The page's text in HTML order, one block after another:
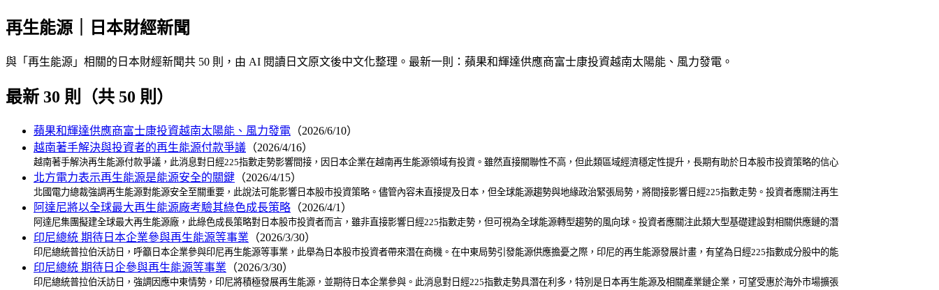
再生能源｜日本財經新聞
與「再生能源」相關的日本財經新聞共 50 則，由 AI 閱讀日文原文後中文化整理。最新一則：蘋果和輝達供應商富士康投資越南太陽能、風力發電。
最新 30 則（共 50 則）
蘋果和輝達供應商富士康投資越南太陽能、風力發電 （2026/6/10）
越南著手解決與投資者的再生能源付款爭議 （2026/4/16）
越南著手解決再生能源付款爭議，此消息對日經225指數走勢影響間接，因日本企業在越南再生能源領域有投資。雖然直接關聯性不高，但此類區域經濟穩定性提升，長期有助於日本股市投資策略的信心
北方電力表示再生能源是能源安全的關鍵 （2026/4/15）
北國電力總裁強調再生能源對能源安全至關重要，此說法可能影響日本股市投資策略。儘管內容未直接提及日本，但全球能源趨勢與地緣政治緊張局勢，將間接影響日經225指數走勢。投資者應關注再生
阿達尼將以全球最大再生能源廠考驗其綠色成長策略 （2026/4/1）
阿達尼集團擬建全球最大再生能源廠，此綠色成長策略對日本股市投資者而言，雖非直接影響日經225指數走勢，但可視為全球能源轉型趨勢的風向球。投資者應關注此類大型基礎建設對相關供應鏈的潛
印尼總統 期待日本企業參與再生能源等事業 （2026/3/30）
印尼總統普拉伯沃訪日，呼籲日本企業參與印尼再生能源等事業，此舉為日本股市投資者帶來潛在商機。在中東局勢引發能源供應擔憂之際，印尼的再生能源發展計畫，有望為日經225指數成分股中的能
印尼總統 期待日企參與再生能源等事業 （2026/3/30）
印尼總統普拉伯沃訪日，強調因應中東情勢，印尼將積極發展再生能源，並期待日本企業參與。此消息對日經225指數走勢具潛在利多，特別是日本再生能源及相關產業鏈企業，可望受惠於海外市場擴張